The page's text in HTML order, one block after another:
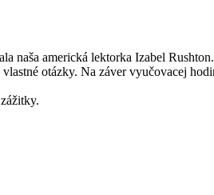
americká lektorka Izabel
otázky. Na záver vyučovacej